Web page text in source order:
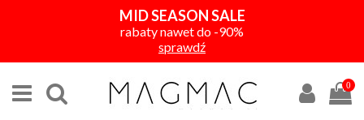
MID SEASON SALE
rabaty nawet do -90%
sprawdź
0